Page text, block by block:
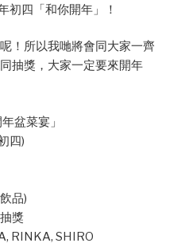
初四「和你開年」！
！所以我哋將會同大家一齊
抽獎，大家一定要來開年
盆菜宴」
四)
品)
獎
RINKA, SHIRO